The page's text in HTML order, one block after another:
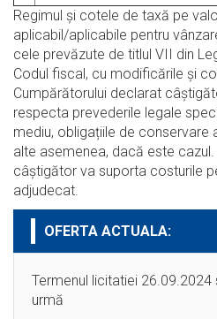
Regimul şi cotele de taxă pe
aplicabil/aplicabile pentru
cele prevăzute de titlul VII din
Codul fiscal, cu modificările şi
Cumpărătorului declarat
respecta prevederile legale
mediu, obligațiile de conservare
alte asemenea, dacă este
câștigător va suporta costurile
adjudecat.
OFERTA ACTUALA:
Termenul licitatiei 26.09.2024
urmă